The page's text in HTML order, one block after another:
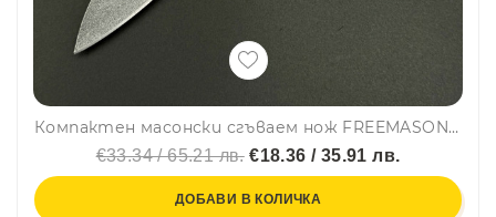
Компактен масонски сгъваем нож FREEMASONS 101, стомана VG10, месинг и дърво
€33.34 / 65.21 лв.€18.36 / 35.91 лв.
ДОБАВИ В КОЛИЧКА